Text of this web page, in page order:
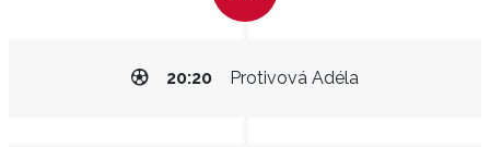
Protivová Adéla
20:20